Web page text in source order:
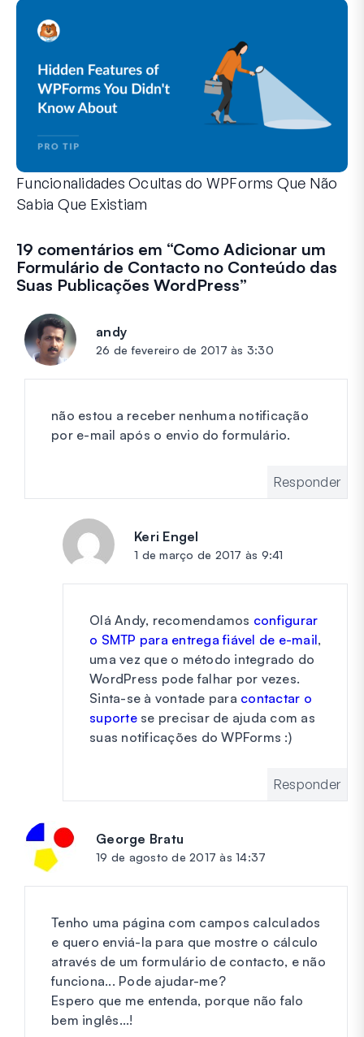
Funcionalidades Ocultas do WPForms Que Não
Sabia Que Existiam
19 comentários em “Como Adicionar um
Formulário de Contacto no Conteúdo das
Suas Publicações WordPress”
andy
26 de fevereiro de 2017 às 3:30
não estou a receber nenhuma notificação
por e-mail após o envio do formulário.
Responder
Keri Engel
1 de março de 2017 às 9:41
Olá Andy, recomendamos configurar
o SMTP para entrega fiável de e-mail,
uma vez que o método integrado do
WordPress pode falhar por vezes.
Sinta-se à vontade para contactar o
suportese precisar de ajuda com as
suas notificações do WPForms :)
Responder
George Bratu
19 de agosto de 2017 às 14:37
Tenho uma página com campos calculados
e quero enviá-la para que mostre o cálculo
através de um formulário de contacto, e não
funciona... Pode ajudar-me?
Espero que me entenda, porque não falo
bem inglês...!